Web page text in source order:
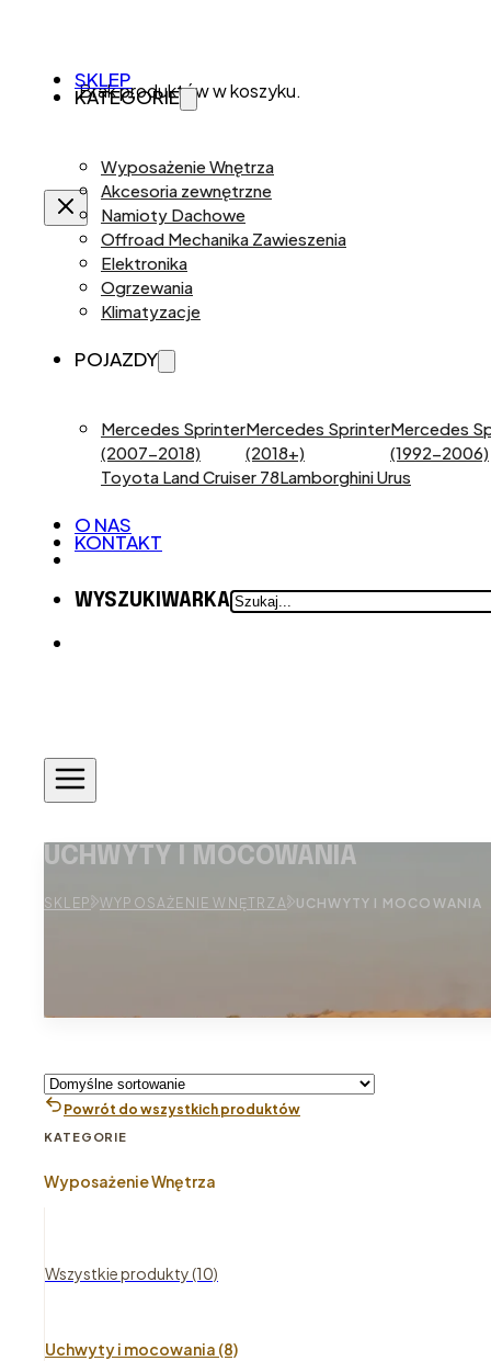
Brak produktów w koszyku.
SKLEP
KATEGORIE
Wyposażenie Wnętrza
Akcesoria zewnętrzne
Namioty Dachowe
Offroad Mechanika Zawieszenia
Elektronika
Ogrzewania
Klimatyzacje
POJAZDY
Mercedes Sprinter
(2007-2018)
Mercedes Sprinter
(2018+)
Mercedes
(1992-2006)
Toyota Land Cruiser 78Lamborghini Urus
O NAS
KONTAKT
WYSZUKIWARKASZUKAJ
UCHWYTY I MOCOWANIA
SKLEP WYPOSAŻENIE WNĘTRZA UCHWYTY I MOCOWANIA
Powrót do wszystkich produktów
KATEGORIE
Wyposażenie Wnętrza
Wszystkie produkty (10)
Uchwyty i mocowania (8)